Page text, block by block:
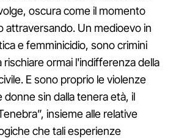
oscura come il momento
attraversando. Un medioevo in
e femminicidio, sono crimini
ormai l'indifferenza della
E sono proprio le violenze
donne sin dalla tenera età, il
insieme alle relative
che tali esperienze